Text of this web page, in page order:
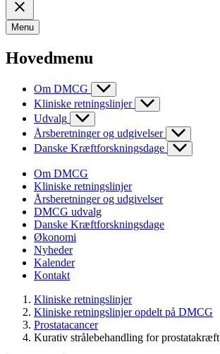
Menu
Hovedmenu
Om DMCG
Kliniske retningslinjer
Udvalg
Årsberetninger og udgivelser
Danske Kræftforskningsdage
Om DMCG
Kliniske retningslinjer
Årsberetninger og udgivelser
DMCG udvalg
Danske Kræftforskningsdage
Økonomi
Nyheder
Kalender
Kontakt
Kliniske retningslinjer
Kliniske retningslinjer opdelt på DMCG
Prostatacancer
Kurativ strålebehandling for prostatakræft